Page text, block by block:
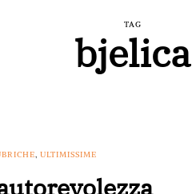
TAG
bjelica
, ULTIMISSIME